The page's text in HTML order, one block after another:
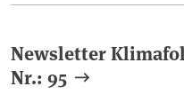
Newsletter
Nr.: 95